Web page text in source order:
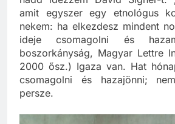
hadd idézzem David Signer-t:
amit egyszer egy etnológus
nekem: ha elkezdesz mindent
ideje csomagolni és
boszorkányság, Magyar Lettre
2000 ősz.) Igaza van. Hat
csomagolni és hazajönni;